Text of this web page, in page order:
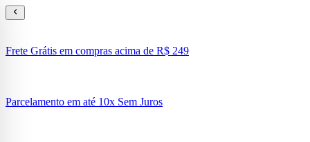
Frete Grátis em compras acima de R$ 249
Parcelamento em até 10x Sem Juros